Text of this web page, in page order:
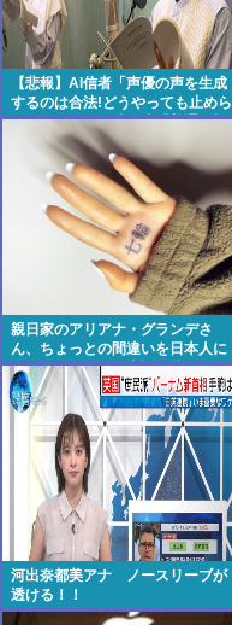
【悲報】AI信者「声優の声を生成
するのは合法!どうやっても止めら
れない！ｷｬｷｬ」法務省「普通に権
利侵害っす」
親日家のアリアナ・グランデさ
ん、ちょっとの間違いを日本人に
叩かれまくって日本語勉強をやめ
てしまう…
河出奈都美アナ ノースリーブが
透ける！！